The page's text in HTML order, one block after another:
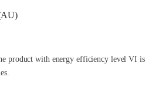
product with energy efficiency level VI is